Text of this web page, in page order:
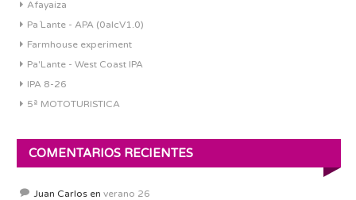
Afayaiza
Pa´Lante - APA (0alcV1.0)
Farmhouse experiment
Pa'Lante - West Coast IPA
IPA 8-26
5ª MOTOTURISTICA
COMENTARIOS RECIENTES
Juan Carlos en verano 26